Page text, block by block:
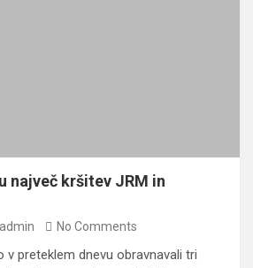
največ kršitev JRM in
admin No Comments
preteklem dnevu obravnavali tri